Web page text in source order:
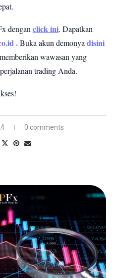
dengan click ini. Dapatkan
.Buka akun demonya disini
wawasan yang
trading Anda.
0 comments